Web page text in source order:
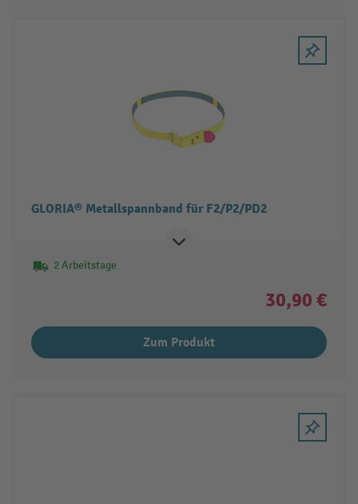
GLORIA® Metallspannband für F2/P2/PD2
2 Arbeitstage
30,90 €
Zum Produkt